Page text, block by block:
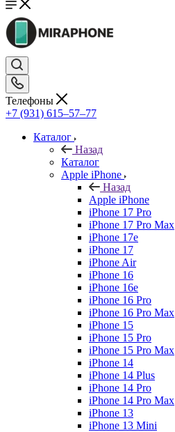
Телефоны
+7 (931) 615‒57‒77
Каталог
Назад
Каталог
Apple iPhone
Назад
Apple iPhone
iPhone 17 Pro
iPhone 17 Pro Max
iPhone 17e
iPhone 17
iPhone Air
iPhone 16
iPhone 16e
iPhone 16 Pro
iPhone 16 Pro Max
iPhone 15
iPhone 15 Pro
iPhone 15 Pro Max
iPhone 14
iPhone 14 Plus
iPhone 14 Pro
iPhone 14 Pro Max
iPhone 13
iPhone 13 Mini